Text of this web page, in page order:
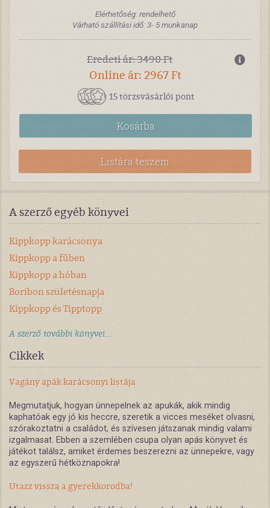
Elérhetőség: rendelhető
Várható szállítási idő: 3- 5 munkanap
Eredeti ár: 3490 Ft
Online ár: 2967 Ft
15 törzsvásárlói pont
Kosárba
Listára teszem
A szerző egyéb könyvei
Kippkopp karácsonya
Kippkopp a fűben
Kippkopp a hóban
Boribon születésnapja
Kippkopp és Tipptopp
A szerző további könyvei...
Cikkek
Vagány apák karácsonyi listája
Megmutatjuk, hogyan ünnepelnek az apukák, akik mindig
kaphatóak egy jó kis heccre, szeretik a vicces meséket olvasni,
szórakoztatni a családot, és szívesen játszanak mindig valami
izgalmasat. Ebben a szemlében csupa olyan apás könyvet és
játékot találsz, amiket érdemes beszerezni az ünnepekre, vagy
az egyszerű hétköznapokra!
Utazz vissza a gyerekkorodba!